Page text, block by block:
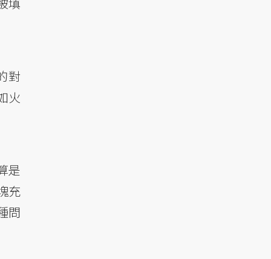
對
火
是
充
問